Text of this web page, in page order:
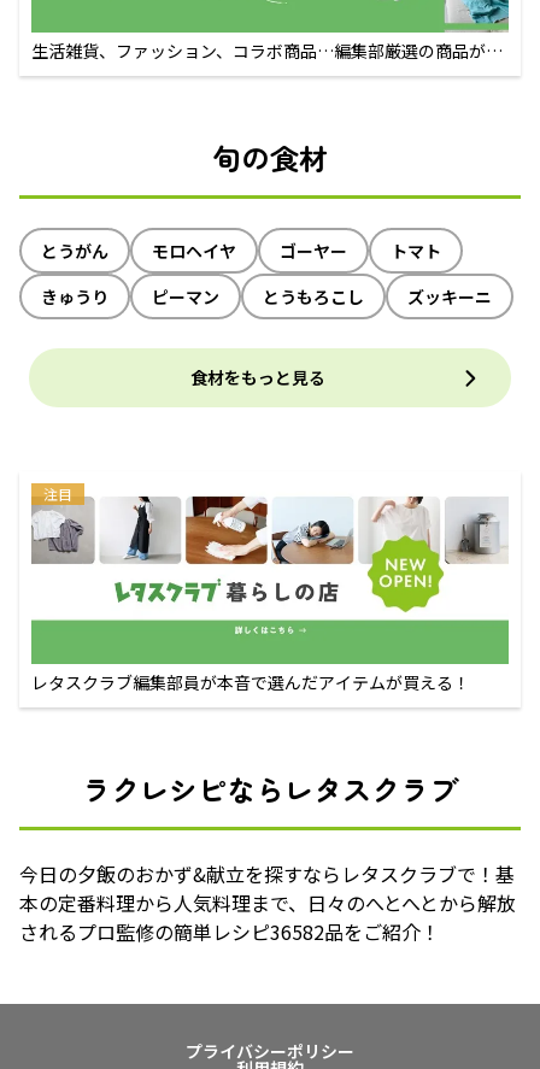
生活雑貨、ファッション、コラボ商品…編集部厳選の商品が買
えるECサイト
旬の食材
とうがん モロヘイヤ ゴーヤー
トマト
きゅうり
ピーマン とうもろこし ズッキーニ
食材をもっと見る
注目
レタスクラブ編集部員が本音で選んだアイテムが買える！
ラクレシピならレタスクラブ
今日の夕飯のおかず&献立を探すならレタスクラブで！基
本の定番料理から人気料理まで、日々のへとへとから解放
されるプロ監修の簡単レシピ36582品をご紹介！
プライバシーポリシー